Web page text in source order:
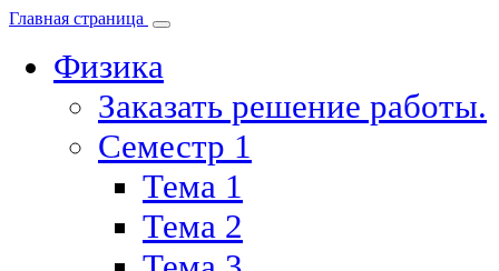
Главная страница
Физика
Заказать решение работы.
Семестр 1
Тема 1
Тема 2